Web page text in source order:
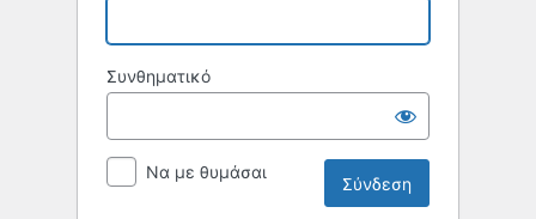
Συνθηματικό
Να με θυμάσαι